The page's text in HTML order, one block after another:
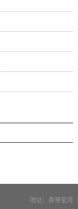
地址：香港荃湾